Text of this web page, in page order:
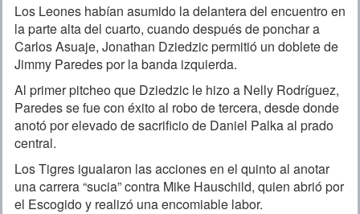
Los Leones habían asumido la delantera del encuentro en
la parte alta del cuarto, cuando después de ponchar a
Carlos Asuaje, Jonathan Dziedzic permitió un doblete de
Jimmy Paredes por la banda izquierda.
Al primer pitcheo que Dziedzic le hizo a Nelly Rodríguez,
Paredes se fue con éxito al robo de tercera, desde donde
anotó por elevado de sacrificio de Daniel Palka al prado
central.
Los Tigres igualaron las acciones en el quinto al anotar
una carrera “sucia” contra Mike Hauschild, quien abrió por
el Escogido y realizó una encomiable labor.